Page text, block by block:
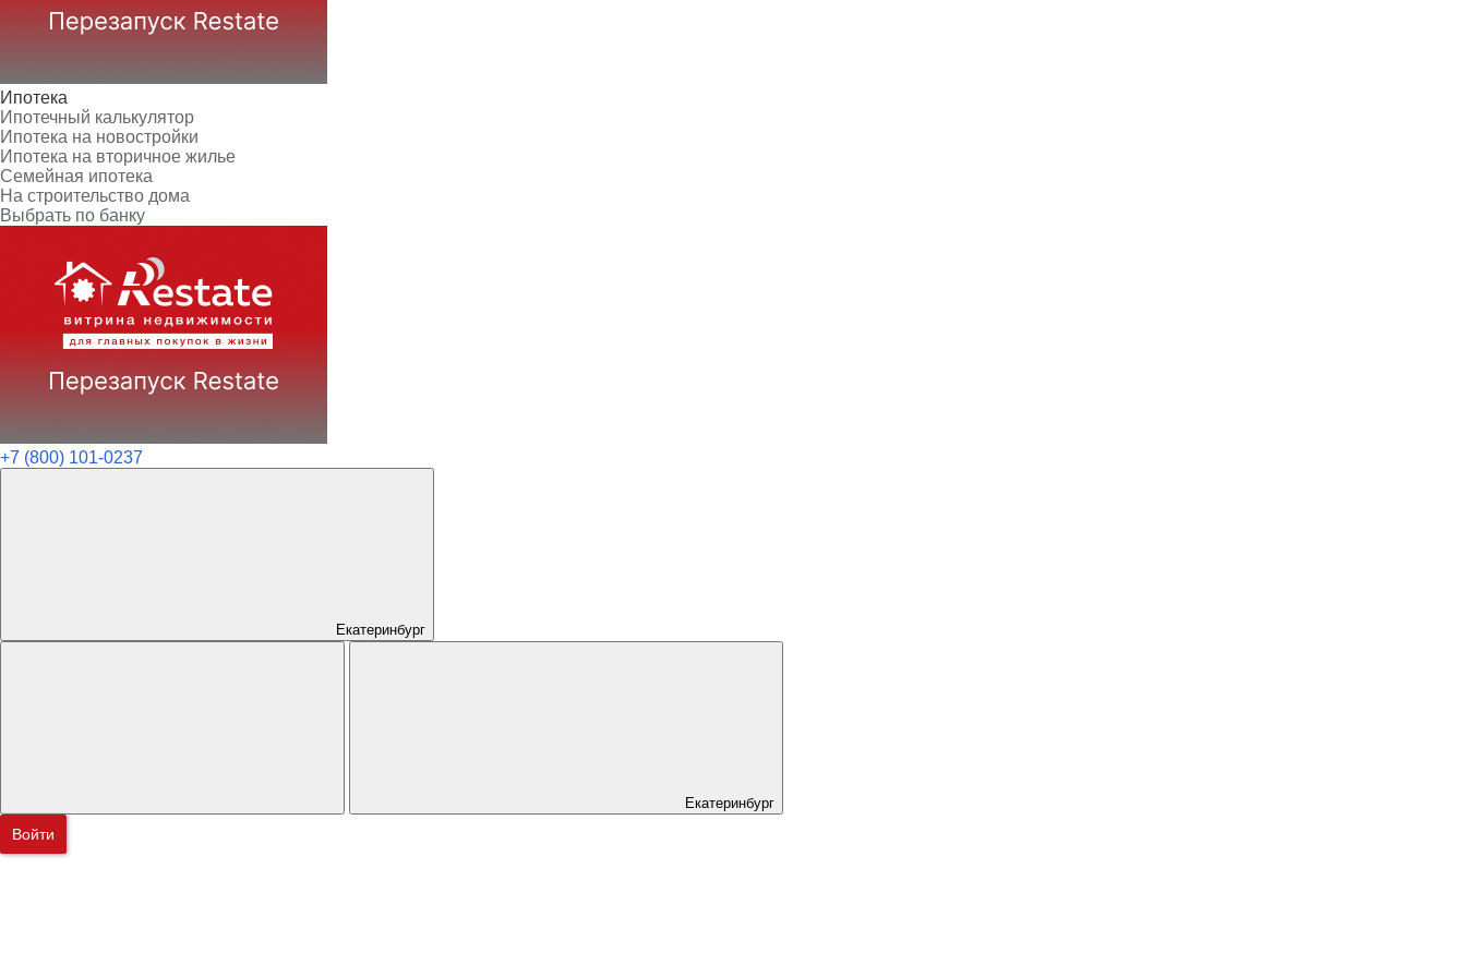
Ипотека
Ипотечный калькулятор
Ипотека на новостройки
Ипотека на вторичное жилье
Семейная ипотека
На строительство дома
Выбрать по банку
+7 (800) 101-0237
Екатеринбург
Екатеринбург
Войти